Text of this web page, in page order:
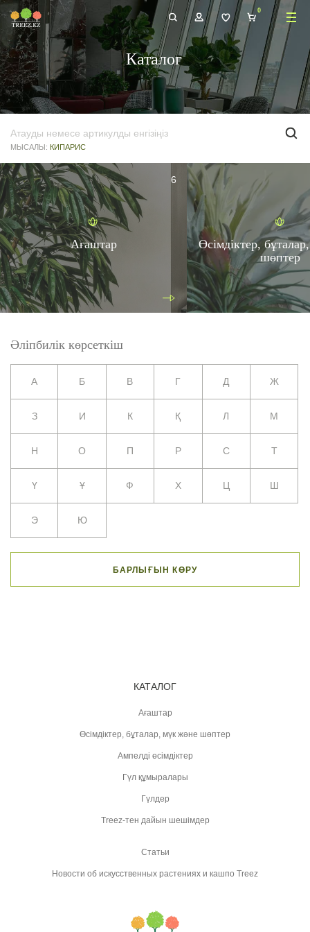
Каталог
МЫСАЛЫ: КИПАРИС
Ағаштар
6
Өсімдіктер,
шөптер
Әліпбилік көрсеткіш
А Б В Г Д Ж
З И К Қ Л М
Н О П Р С Т
Ү Ұ Ф Х Ц Ш
Э Ю
БАРЛЫҒЫН КӨРУ
КАТАЛОГ
Ағаштар
Өсімдіктер, бұталар, мүк және шөптер
Ампелді өсімдіктер
Гүл құмыралары
Гүлдер
Treez-тен дайын шешімдер
Статьи
Новости об искусственных растениях и кашпо Treez